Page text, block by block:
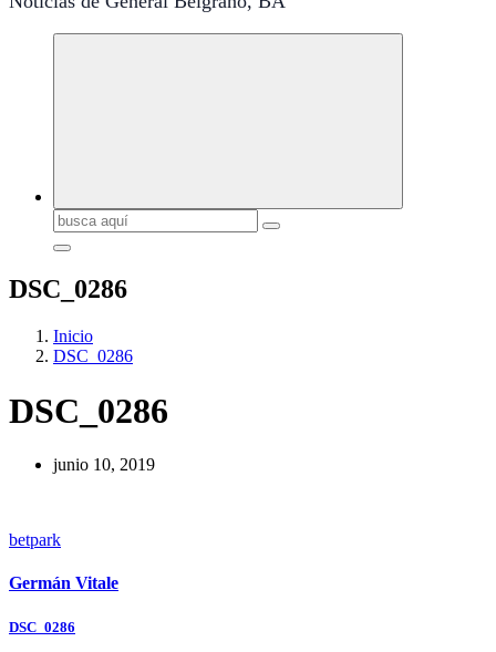
Buscar:
DSC_0286
Inicio
DSC_0286
DSC_0286
junio 10, 2019
betpark
Germán Vitale
Navegación
DSC_0286